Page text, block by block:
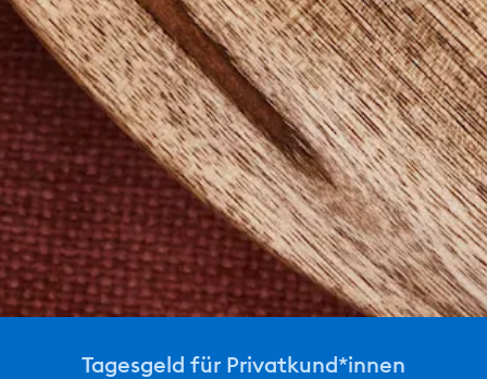
Tagesgeld für Privatkund*innen